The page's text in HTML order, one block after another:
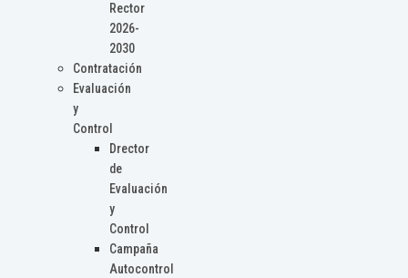
Rector
2026-
2030
Contratación
Evaluación
y
Control
Drector
de
Evaluación
y
Control
Campaña
Autocontrol